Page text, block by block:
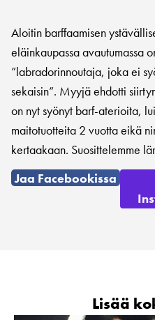
Aloitin barffaamisen
eläinkaupassa avautumassa
”labradorinnoutaja, joka ei
sekaisin”. Myyjä ehdotti
on nyt syönyt barf-aterioita,
maitotuotteita 2 vuotta eikä
kertaakaan. Suosittelemme
Jaa Facebookissa
Lisää